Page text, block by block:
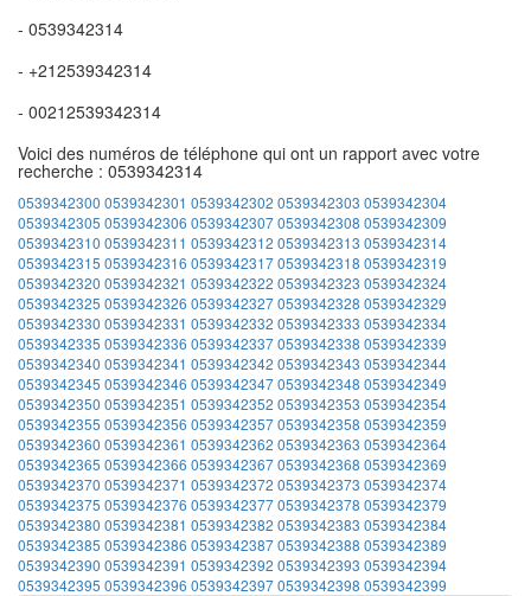
- 0539342314
- +212539342314
- 00212539342314
Voici des numéros de téléphone qui ont un rapport avec votre
recherche : 0539342314
0539342300 0539342301 0539342302 0539342303 0539342304
0539342305 0539342306 05393423070539342308 0539342309
0539342310 0539342311 0539342312 0539342313 0539342314
0539342315 0539342316 05393423170539342318 0539342319
0539342320 0539342321 0539342322 0539342323 0539342324
0539342325 0539342326 05393423270539342328 0539342329
0539342330 0539342331 0539342332 0539342333 0539342334
0539342335 0539342336 05393423370539342338 0539342339
0539342340 0539342341 0539342342 0539342343 0539342344
0539342345 0539342346 05393423470539342348 0539342349
0539342350 0539342351 0539342352 0539342353 0539342354
0539342355 0539342356 05393423570539342358 0539342359
0539342360 0539342361 0539342362 0539342363 0539342364
0539342365 0539342366 05393423670539342368 0539342369
0539342370 0539342371 0539342372 0539342373 0539342374
0539342375 0539342376 05393423770539342378 0539342379
0539342380 0539342381 0539342382 0539342383 0539342384
0539342385 0539342386 05393423870539342388 0539342389
0539342390 0539342391 0539342392 0539342393 0539342394
0539342395 0539342396 05393423970539342398 0539342399